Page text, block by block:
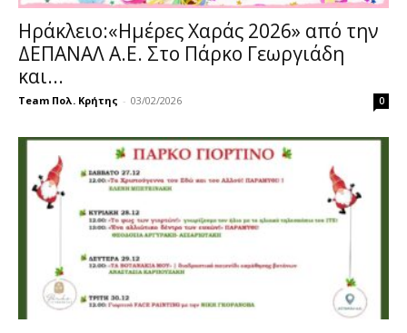
Ηράκλειο:«Ημέρες Χαράς 2026» από την
ΔΕΠΑΝΑΛ Α.Ε. Στο Πάρκο Γεωργιάδη
και...
Team Πολ. Κρήτης - 03/02/2026 0